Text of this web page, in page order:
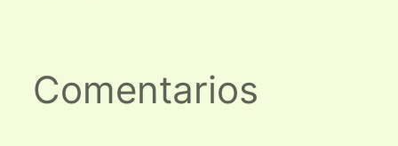
Comentarios